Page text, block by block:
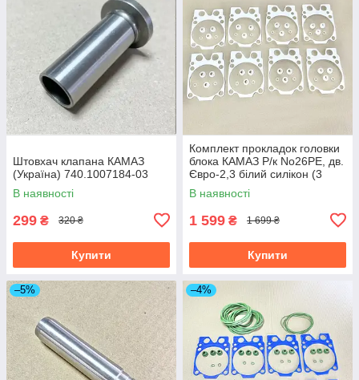
Штовхач клапана КАМАЗ
(Україна) 740.1007184-03
В наявності
299 ₴ 320 ₴
Купити
Комплект прокладок головки
блока КАМАЗ Р/к No26РЕ, дв.
Євро-2,3 білий силікон (3
найм 48 шт) 740.1003040-
26РЕ
В наявності
1 599 ₴ 1 699 ₴
Купити
–5% –4%